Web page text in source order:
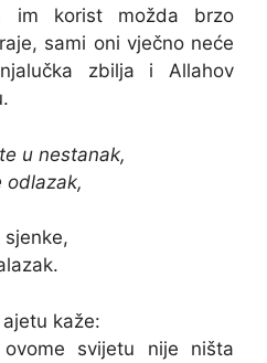
im korist možda brzo
sami oni vječno neće
zbilja i Allahov
u nestanak,
odlazak,
kaže:
svijetu nije ništa